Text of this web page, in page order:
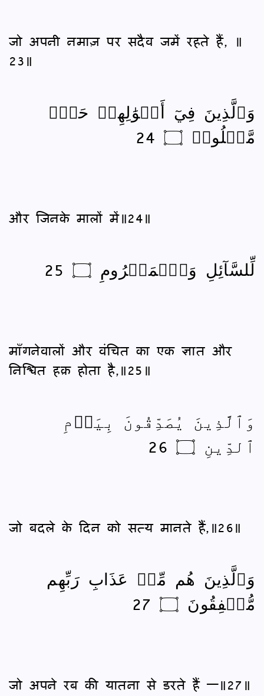
जो अपनी नमाज़ पर सदैव जमें रहते हैं, ॥
23॥
وَٱلَّذِينَ فِيٓ أَمۡوَٰلِهِمۡ حَقّٞ
مَّعۡلُومٞ ۝ 24
और जिनके मालों में॥24॥
لِّلسَّآئِلِ وَٱلۡمَحۡرُومِ ۝ 25
माँगनेवालों और वंचित का एक ज्ञात और
निश्चित हक़ होता है,॥25॥
وَٱلَّذِينَ يُصَدِّقُونَ بِيَوۡمِ
ٱلدِّينِ ۝ 26
जो बदले के दिन को सत्य मानते हैं,॥26॥
وَٱلَّذِينَ هُم مِّنۡ عَذَابِ رَبِّهِم
مُّشۡفِقُونَ ۝ 27
जो अपने रब की यातना से डरते हैं —॥27॥